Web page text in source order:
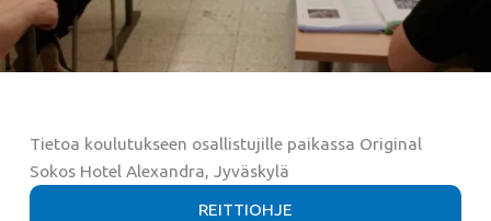
Tietoa koulutukseen osallistujille paikassa Original
Sokos Hotel Alexandra, Jyväskylä
REITTIOHJE